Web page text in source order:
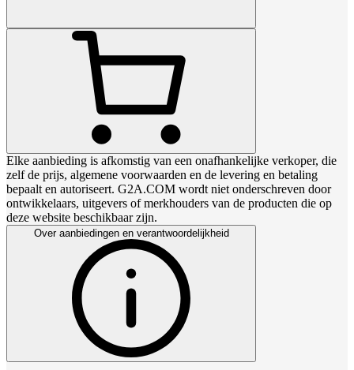
Elke aanbieding is afkomstig van een onafhankelijke verkoper, die
zelf de prijs, algemene voorwaarden en de levering en betaling
bepaalt en autoriseert. G2A.COM wordt niet onderschreven door
ontwikkelaars, uitgevers of merkhouders van de producten die op
deze website beschikbaar zijn.
Over aanbiedingen en verantwoordelijkheid